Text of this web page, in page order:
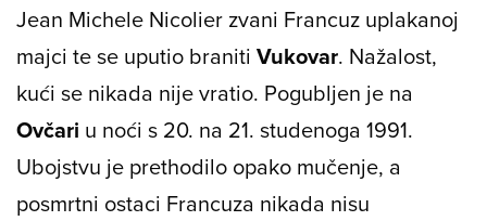
Jean Michele Nicolier zvani Francuz uplakanoj
majci te se uputio braniti Vukovar. Nažalost,
kući se nikada nije vratio. Pogubljen je na
Ovčari u noći s 20. na 21. studenoga 1991.
Ubojstvu je prethodilo opako mučenje, a
posmrtni ostaci Francuza nikada nisu